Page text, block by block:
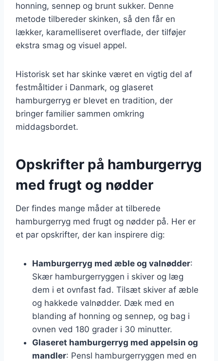
honning, sennep og brunt sukker. Denne
metode tilbereder skinken, så den får en
lækker, karamelliseret overflade, der tilføjer
ekstra smag og visuel appel.
Historisk set har skinke været en vigtig del af
festmåltider i Danmark, og glaseret
hamburgerryg er blevet en tradition, der
bringer familier sammen omkring
middagsbordet.
Opskrifter på hamburgerryg
med frugt og nødder
Der findes mange måder at tilberede
hamburgerryg med frugt og nødder på. Her er
et par opskrifter, der kan inspirere dig:
Hamburgerryg med æble og valnødder:
Skær hamburgerryggen i skiver og læg
dem i et ovnfast fad. Tilsæt skiver af æble
og hakkede valnødder. Dæk med en
blanding af honning og sennep, og bag i
ovnen ved 180 grader i 30 minutter.
Glaseret hamburgerryg med appelsin og
mandler: Pensl hamburgerryggen med en